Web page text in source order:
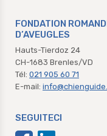
FONDATION
D’AVEUGLES
Hauts-Tierdoz 24
CH-1683 Brenles/VD
Tél: 021 905 60 71
E-mail:
SEGUITECI